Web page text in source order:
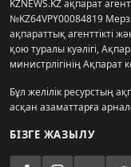
KZNEWS.KZ ақпарат
№KZ64VPY00084819
ақпараттық агенттікті
қою туралы куәлігі,
министрлігінің Ақпарат
Бұл желілік ресурстың
асқан азаматтарға
БІЗГЕ ЖАЗЫЛУ